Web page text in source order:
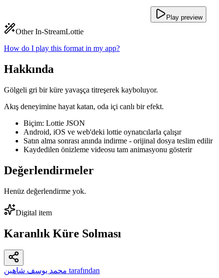
Play preview
Other In-StreamLottie
How do I play this format in my app?
Hakkında
Gölgeli gri bir küre yavaşça titreşerek kayboluyor.
Akış deneyimine hayat katan, oda içi canlı bir efekt.
Biçim: Lottie JSON
Android, iOS ve web'deki lottie oynatıcılarla çalışır
Satın alma sonrası anında indirme - orijinal dosya teslim edilir
Kaydedilen önizleme videosu tam animasyonu gösterir
Değerlendirmeler
Henüz değerlendirme yok.
Digital item
Karanlık Küre Solması
محمد يوسف شاهين tarafından